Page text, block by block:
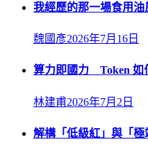
我經歷的那一場食用油
魏國彥2026年7月16日
算力即國力 Token 如
林建甫2026年7月2日
解構「低級紅」與「